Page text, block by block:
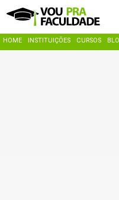
HOME INSTITUIÇÕES CURSOS